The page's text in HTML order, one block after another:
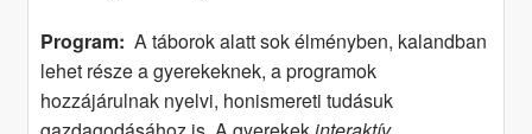
Program: A táborok alatt sok élményben, kalandban
lehet része a gyerekeknek, a programok
hozzájárulnak nyelvi, honismereti tudásuk